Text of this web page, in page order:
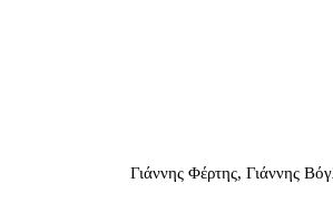
Γιάννης Φέρτης, Γιάννης